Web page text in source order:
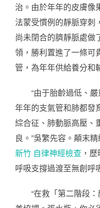
治。由於年年的皮膚像
法蒙受慣例的靜脈穿刺
尚未閉合的臍靜脈處做
領，勝利置進了一條
管，為年年供給養分和
“由于胎齡過低、
年年的支氣管和肺都發
綜合征、肺動脈高壓、
良。”吳繁先容。顛末
新竹 自律神經檢查 ，
呼吸支撐過渡至無創呼
“在救「第二階段